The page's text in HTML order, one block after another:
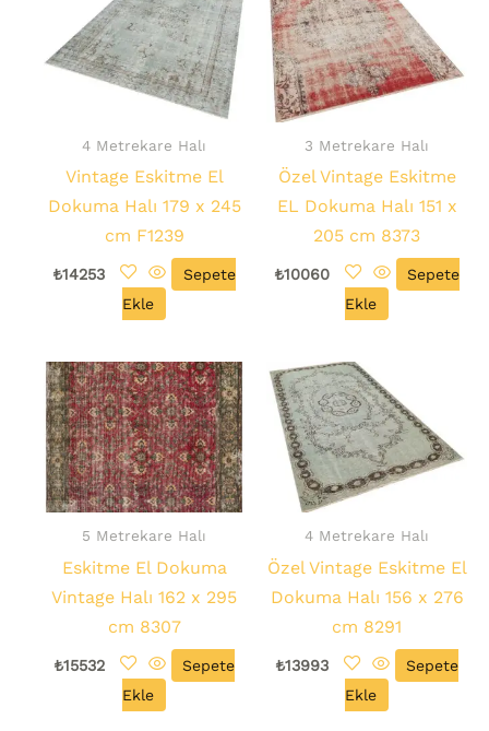
4 Metrekare Halı
Vintage Eskitme El
Dokuma Halı 179 x 245
cm F1239
₺14253
Sepete
Ekle
3 Metrekare Halı
Özel Vintage Eskitme
EL Dokuma Halı 151 x
205 cm 8373
₺10060
Sepete
Ekle
5 Metrekare Halı
Eskitme El Dokuma
Vintage Halı 162 x 295
cm 8307
₺15532
Sepete
Ekle
4 Metrekare Halı
Özel Vintage Eskitme El
Dokuma Halı 156 x 276
cm 8291
₺13993
Sepete
Ekle